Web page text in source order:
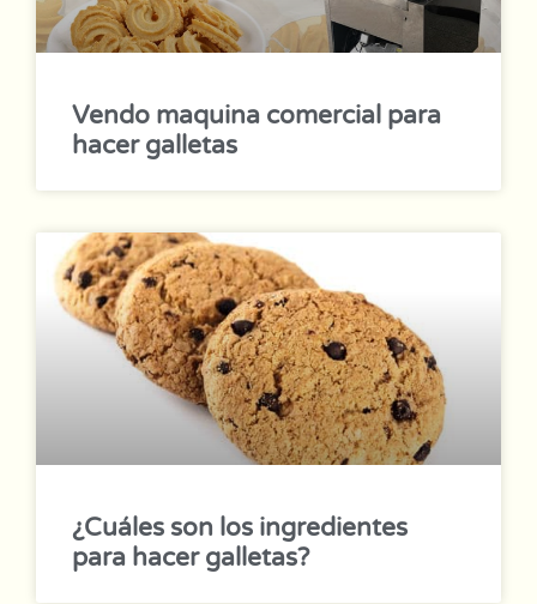
Vendo maquina comercial para
hacer galletas
¿Cuáles son los ingredientes
para hacer galletas?